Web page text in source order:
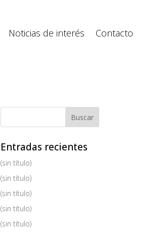
Noticias de interés Contacto
Entradas recientes
(sin título)
(sin título)
(sin título)
(sin título)
(sin título)